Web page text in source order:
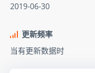
2019-06-30
更新频率
当有更新数据时